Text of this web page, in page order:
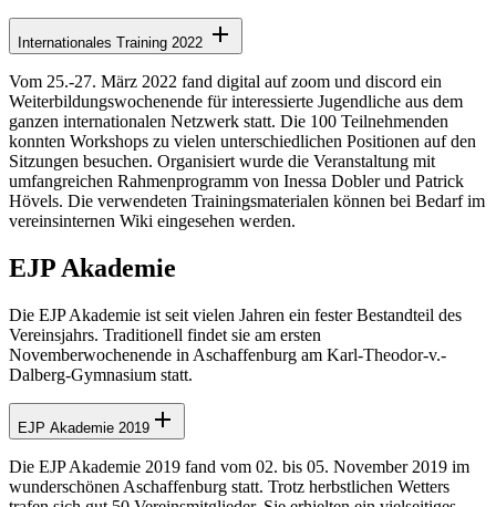
Internationales Training 2022
Vom 25.-27. März 2022 fand digital auf zoom und discord ein
Weiterbildungswochenende für interessierte Jugendliche aus dem
ganzen internationalen Netzwerk statt. Die 100 Teilnehmenden
konnten Workshops zu vielen unterschiedlichen Positionen auf den
Sitzungen besuchen. Organisiert wurde die Veranstaltung mit
umfangreichen Rahmenprogramm von Inessa Dobler und Patrick
Hövels. Die verwendeten Trainingsmaterialen können bei Bedarf im
vereinsinternen Wiki eingesehen werden.
EJP Akademie
Die EJP Akademie ist seit vielen Jahren ein fester Bestandteil des
Vereinsjahrs. Traditionell findet sie am ersten
Novemberwochenende in Aschaffenburg am Karl-Theodor-v.-
Dalberg-Gymnasium statt.
EJP Akademie 2019
Die EJP Akademie 2019 fand vom 02. bis 05. November 2019 im
wunderschönen Aschaffenburg statt. Trotz herbstlichen Wetters